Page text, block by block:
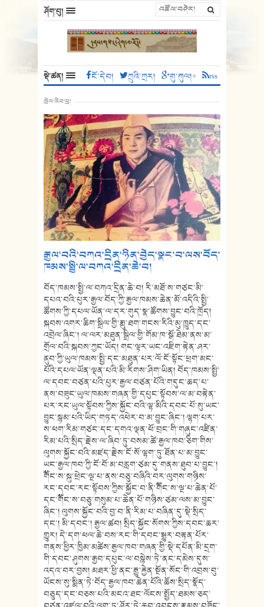
ཤོག་བུ།
སྡེ་ཚན། ངོ་དེབ། ཀྲུའི་ཀྲར། གུ་ཀུལ།+ rss
སྤེལ་ཞིབ་ཕྲ།
༸རྒྱལ་བའི་བཀའ་དྲིན་ཉིན་བྱེད་སྣང་བ་ལས་བོད་
ཁམས་སྤྱི་ལ་བཀའ་དྲིན་ཆེ་བ།
བོད་ཁམས་སྤྱི་ལ་བཀའ་དྲིན་ཆེ་བ། རི་མཐོ་ས་གཙང་མི་
དཔའ་བའི་པུར་རྒྱལ་བོད་ཀྱི་རྒྱལ་ཁམས་ཆེན་མོ་འདིའི་སྤྱི་
ཚོགས་ཀྱི་དཔལ་ཡོན་ལ་དར་གུད་སྣ་ཚོགས་བྱུང་བའི་ཁྲོད།
སྐབས་འགར་ཆིག་སྒྲིལ་གྱི་རྨུ་ཐག་གངས་རིའི་མུ་ཁྱུད་དང་
འབྲེལ་ཞིང་། ལ་ལར་མཐུན་སྒྲིལ་གྱི་གོམ་ཁ་སྒོ་ཐེམ་ནས་མ་
གྲོལ་བའི་སྐབས་ཀྱང་ཡོད། གང་ལྟར་ཡང་འཇིག་རྟེན་ཤར་
ནུབ་ཀྱི་ཡུལ་ཁམས་སྤྱི་དང་མཐུན་པར་ལོ་ངོ་སྟོང་ཕྲག་མང་
པོའི་དཔལ་ཡོན་ལྡན་པའི་མི་རིགས་ཤིག་ཡིན། བོད་ཁམས་སྤྱི་
ལ་དབང་བཙན་པའི་པུར་རྒྱལ་བཙན་པོའི་གདུང་ཆད་པ་
ནས་བཟུང་ཡུལ་ཁམས་གཞན་གྱི་དཔུང་སྟོབས་ལ་མ་བརྟེན་
པར་རང་ཡུལ་སྟོབས་ཀྱིས་སྐྱོང་བའི་ལྷ་མིའི་དབང་པོ་སུ་ཡང་
བྱུང་སྙམ་པའི་ཡིད་གཏད་འཕེར་བ་མ་བྱུང་ཞིང་། ལྷག་པར་
ས་ཕག་རིམ་གཙང་དང་དགའ་ལྡན་ཕོ་བྲང་གི་གཞུང་འཛིན་
རིམ་པའི་སྲིད་རྗེས་ལ་ཞིབ་ཏུ་བསམ་ཚེ་རྒྱལ་ཁབ་ཅིག་གིས་
ལུགས་སྐྱོང་བའི་མཛད་རྗེས་ངོ་སོ་ལྷག་ཏུ་ཐོན་པ་མ་བྱུང་
ཡང་རྒྱལ་ཁབ་ཀྱི་ངོ་བོ་མ་བརླག་ཙམ་དུ་གནས་ཐུབ་པ་བྱུང་།
༸གོང་ས་སྐུ་ཕྲེང་ལྔ་པ་ནས་བཅུ་བཞིའི་བར་ལུགས་གཉིས་
རང་དབང་རང་སྟོབས་ཀྱིས་སྐྱོང་བ་ནི་༸གོང་ས་ལྔ་པ་ཆེན་པོ་
དང་༸གོང་ས་བཅུ་གསུམ་པ་ཆེན་པོ་གཉིས་ཙམ་ལས་མ་བྱུང་
ཞིང་། ལུགས་སྐྱོང་བའི་བྱ་བ་ནི་རིམ་པ་བཞིན་དུ་སྡེ་སྲིད་
དང་། མི་དབང་། རྒྱལ་ཚབ། སྲིད་སྐྱོང་སོགས་ཀྱིས་དབང་ཆར་
གྱུར། དེ་དག་ཕལ་ཆེ་བས་རང་གི་དབང་སྒྱུར་བརྟན་པོར་
གནས་ཕྱིར་ཁྱིམ་མཚེས་རྒྱལ་ཁབ་གཞན་གྱི་སྡེ་དཔོན་མི་དྲག་
གི་དབང་ཤུགས་རྒྱབ་དཔུང་ལ་བསྙེས་ཏེ་ནང་དམེས་དུས་
འདའ་བར་བྱས། མཐར་ཕྱི་ནང་རྒྱུ་རྐྱེན་སྔོན་སོང་གི་འབྲས་བུ་
ཡོངས་སུ་སྨིན་ཏེ་བོད་རྒྱལ་ཁབ་ཆེན་པོའི་ཆོས་སྲིད་སྣོད་
བཅུད་དང་བཅས་པའི་མངའ་ཐང་ལོངས་སྤྱོད་ཐམས་ཅད་